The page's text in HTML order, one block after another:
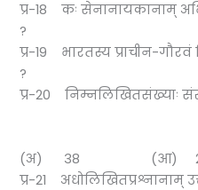
प्र-18 कः सेनानायकानाम्
?
प्र-19 भारतस्य प्राचीन-
?
प्र-20 निम्नलिखितसंख्याः
(अ) 38 (आ)
प्र-21 अधोलिखितप्रश्नानाम्